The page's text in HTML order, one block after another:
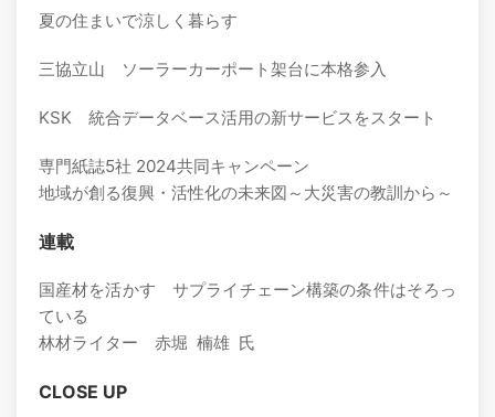
夏の住まいで涼しく暮らす
三協立山 ソーラーカーポート架台に本格参入
KSK 統合データベース活用の新サービスをスタート
専門紙誌5社 2024共同キャンペーン
地域が創る復興・活性化の未来図～大災害の教訓から～
連載
国産材を活かす サプライチェーン構築の条件はそろっ
ている
林材ライター 赤堀 楠雄 氏
CLOSE UP